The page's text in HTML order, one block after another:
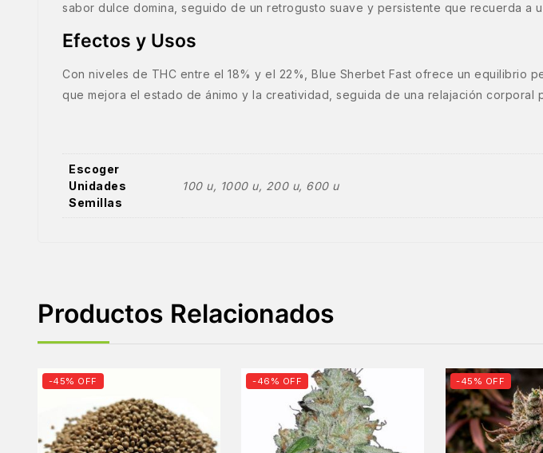
sabor dulce domina, seguido de un retrogusto suave y persistente que recuerda a
Efectos y Usos
Con niveles de THC entre el 18% y el 22%, Blue Sherbet Fast ofrece un equilibrio
que mejora el estado de ánimo y la creatividad, seguida de una relajación
Escoger
Unidades
Semillas
100 u, 1000 u, 200 u, 600 u
Productos Relacionados
-45% OFF -46% OFF -45% OFF